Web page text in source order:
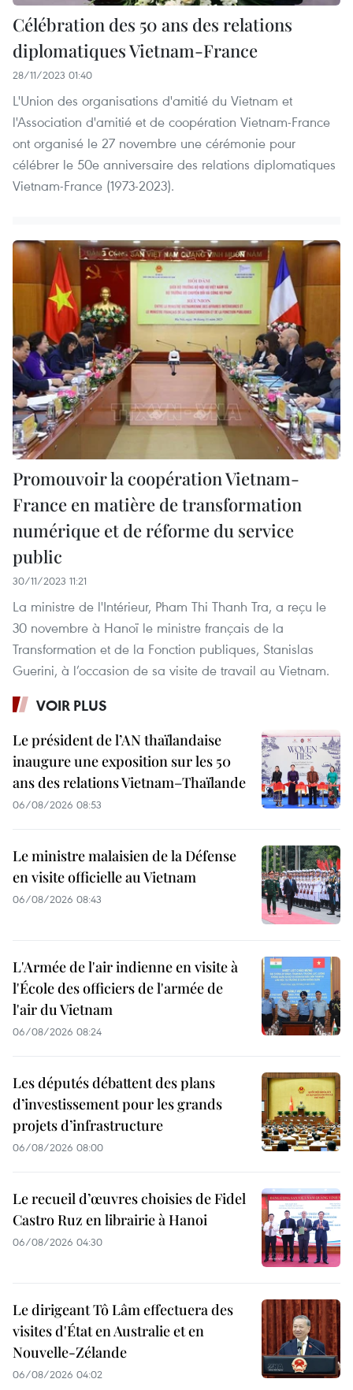
Célébration des 50 ans des relations
diplomatiques Vietnam-France
28/11/2023 01:40
L'Union des organisations d'amitié du Vietnam et
l'Association d'amitié et de coopération Vietnam-France
ont organisé le 27 novembre une cérémonie pour
célébrer le 50e anniversaire des relations diplomatiques
Vietnam-France (1973-2023).
Promouvoir la coopération Vietnam-
France en matière de transformation
numérique et de réforme du service
public
30/11/2023 11:21
La ministre de l'Intérieur, Pham Thi Thanh Tra, a reçu le
30 novembre à Hanoï le ministre français de la
Transformation et de la Fonction publiques, Stanislas
Guerini, à l’occasion de sa visite de travail au Vietnam.
VOIR PLUS
Le président de l’AN thaïlandaise
inaugure une exposition sur les 50
ans des relations Vietnam–Thaïlande
06/08/2026 08:53
Le ministre malaisien de la Défense
en visite officielle au Vietnam
06/08/2026 08:43
L'Armée de l'air indienne en visite à
l'École des officiers de l'armée de
l'air du Vietnam
06/08/2026 08:24
Les députés débattent des plans
d’investissement pour les grands
projets d’infrastructure
06/08/2026 08:00
Le recueil d’œuvres choisies de Fidel
Castro Ruz en librairie à Hanoi
06/08/2026 04:30
Le dirigeant Tô Lâm effectuera des
visites d'État en Australie et en
Nouvelle-Zélande
06/08/2026 04:02